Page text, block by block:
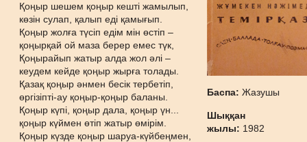
Қоңыр шешем қоңыр кешті жамылып,
көзін сулап, қалып еді қамығып.
Қоңыр жолға түсіп едім мін өстіп –
қоңырқай ой маза берер емес түк,
Қоңырайып жатыр алда жол əлі –
кеудем кейде қоңыр жырға толады.
Қазақ қоңыр əнмен бесік тербетіп,
өргізіпті-ау қоңыр-қоңыр баланы.
Қоңыр күпі, қоңыр дала, қоңыр үн...
қоңыр күймен өтіп жатыр өмірім.
Қоңыр күзде қоңыр шаруа-күйбеңмен,
Баспа:Жазушы
Шыққан
жылы: 1982